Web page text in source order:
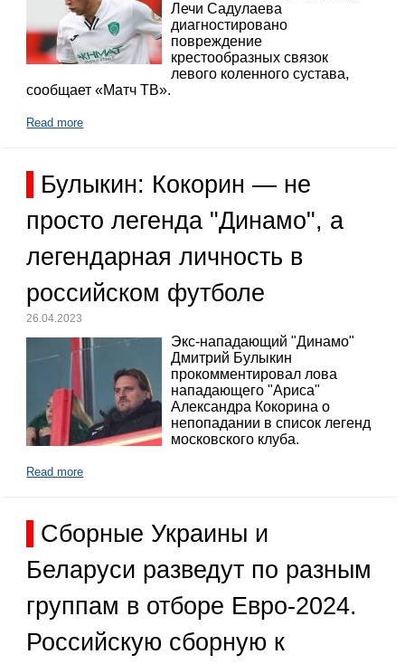
Лечи Садулаева
диагностировано
повреждение
крестообразных связок
левого коленного сустава,
сообщает «Матч ТВ».
Read more
Булыкин: Кокорин — не
просто легенда "Динамо", а
легендарная личность в
российском футболе
26.04.2023
Экс-нападающий "Динамо"
Дмитрий Булыкин
прокомментировал лова
нападающего "Ариса"
Александра Кокорина о
непопадании в список легенд
московского клуба.
Read more
Сборные Украины и
Беларуси разведут по разным
группам в отборе Евро-2024.
Российскую сборную к